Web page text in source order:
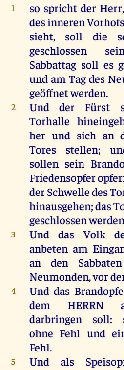
1 so spricht der Herr,
desinnerenVorhofs
sieht, soll die
geschlossen
Sabbattag soll es
und am Tag des
geöffnetwerden.
2 Und der Fürst
Torhalle
her und sich an
Tores
stellen;
sollen sein
Friedensopfer
derSchwelledes
hinausgehen;das
geschlossenwerden
3 Und das Volk
anbeten am
an
den Sabbaten
Neumonden,vor
4 Und das
dem
HERRN
darbringen
soll:
ohne Fehl und
Fehl.
5 Und als